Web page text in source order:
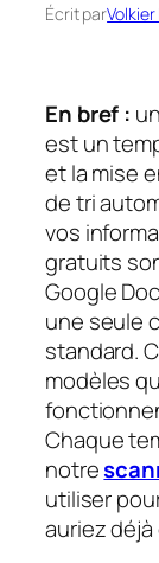
Écrit par
En bref :
est un
et la mise
de tri
vos
gratuits
Google
une seule
standard.
modèles
Chaque
notre
utiliser
auriez